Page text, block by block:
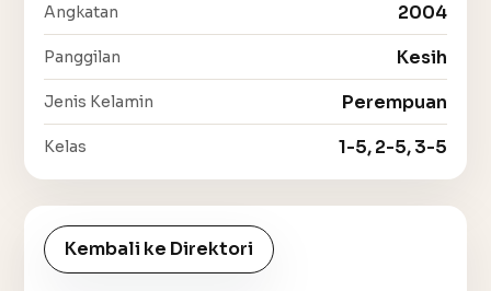
Angkatan 2004
Panggilan Kesih
Jenis Kelamin Perempuan
Kelas 1-5, 2-5, 3-5
Kembali ke Direktori